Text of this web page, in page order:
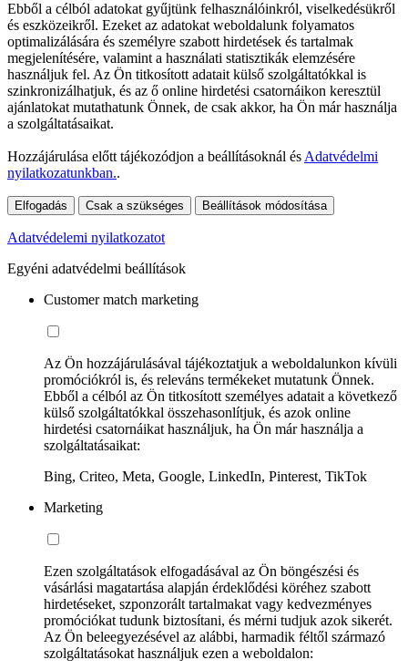
Ebből a célból adatokat gyűjtünk felhasználóinkról, viselkedésükről
és eszközeikről. Ezeket az adatokat weboldalunk folyamatos
optimalizálására és személyre szabott hirdetések és tartalmak
megjelenítésére, valamint a használati statisztikák elemzésére
használjuk fel. Az Ön titkosított adatait külső szolgáltatókkal is
szinkronizálhatjuk, és az ő online hirdetési csatornáikon keresztül
ajánlatokat mutathatunk Önnek, de csak akkor, ha Ön már használja
a szolgáltatásaikat.
Hozzájárulása előtt tájékozódjon a beállításoknál és Adatvédelmi
nyilatkozatunkban..
Elfogadás Csak a szükséges Beállítások módosítása
Adatvédelemi nyilatkozatot
Egyéni adatvédelmi beállítások
Customer match marketing
Az Ön hozzájárulásával tájékoztatjuk a weboldalunkon kívüli
promóciókról is, és releváns termékeket mutatunk Önnek.
Ebből a célból az Ön titkosított személyes adatait a következő
külső szolgáltatókkal összehasonlítjuk, és azok online
hirdetési csatornáikat használjuk, ha Ön már használja a
szolgáltatásaikat:
Bing, Criteo, Meta, Google, LinkedIn, Pinterest, TikTok
Marketing
Ezen szolgáltatások elfogadásával az Ön böngészési és
vásárlási magatartása alapján érdeklődési köréhez szabott
hirdetéseket, szponzorált tartalmakat vagy kedvezményes
promóciókat tudunk biztosítani, és mérni tudjuk azok sikerét.
Az Ön beleegyezésével az alábbi, harmadik féltől származó
szolgáltatásokat használjuk ezen a weboldalon: